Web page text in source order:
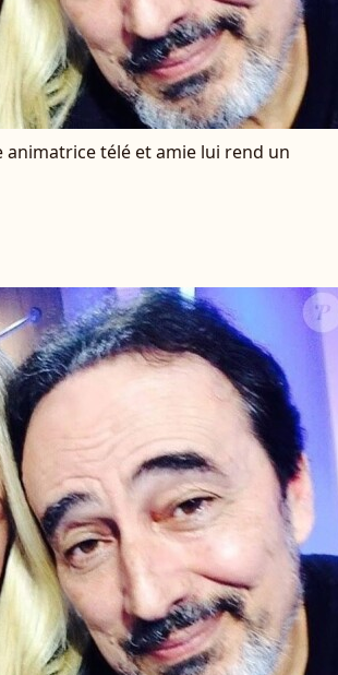
animatrice télé et amie lui rend un